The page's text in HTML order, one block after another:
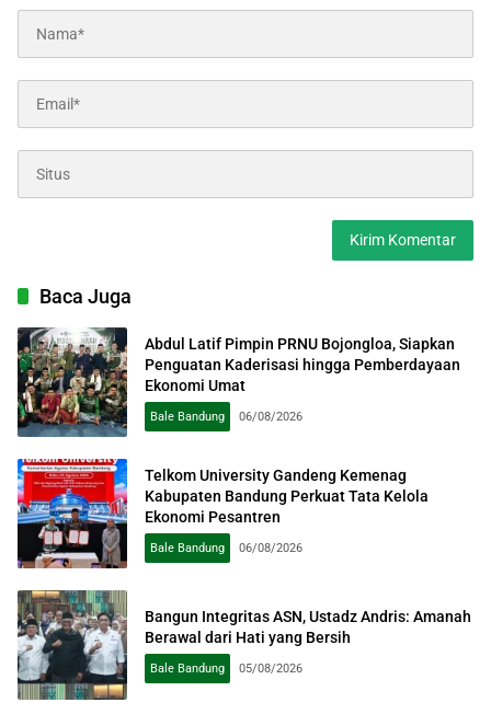
Baca Juga
Abdul Latif Pimpin PRNU Bojongloa, Siapkan
Penguatan Kaderisasi hingga Pemberdayaan
Ekonomi Umat
Bale Bandung 06/08/2026
Telkom University Gandeng Kemenag
Kabupaten Bandung Perkuat Tata Kelola
Ekonomi Pesantren
Bale Bandung 06/08/2026
Bangun Integritas ASN, Ustadz Andris: Amanah
Berawal dari Hati yang Bersih
Bale Bandung 05/08/2026